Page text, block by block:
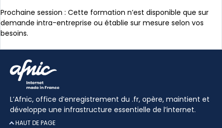
Prochaine session : Cette formation n’est disponible que sur
demande intra-entreprise ou établie sur mesure selon vos
besoins.
L’Afnic, office d’enregistrement du .fr, opère, maintient et
développe une infrastructure essentielle de l’internet.
HAUT DE PAGE